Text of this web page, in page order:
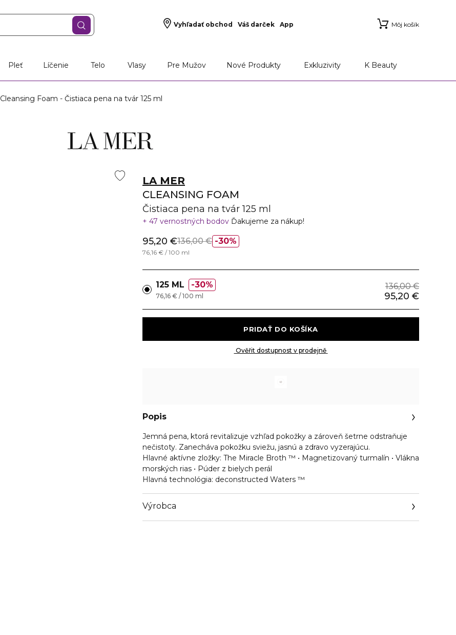
Vyhľadať obchod Váš darček App Môj košík
Pleť Líčenie Telo Vlasy Pre Mužov Nové Produkty Exkluzivity K Beauty
Cleansing Foam - Čistiaca pena na tvár 125 ml
LA MER
CLEANSING FOAM
Čistiaca pena na tvár 125 ml
47 vernostných bodov Ďakujeme za nákup!
30%
95,20 €136,00 €
76,16 € / 100 ml
125 ML 30% 136,00 €
95,20 €
76,16 € / 100 ml
Ověřit dostupnost v prodejně
Popis
Jemná pena, ktorá revitalizuje vzhľad pokožky a zároveň šetrne odstraňuje
nečistoty. Zanecháva pokožku sviežu, jasnú a zdravo vyzerajúcu.
Hlavné aktívne zložky: The Miracle Broth ™ • Magnetizovaný turmalín • Vlákna
morských rias • Púder z bielych perál
Hlavná technológia: deconstructed Waters ™
Výrobca